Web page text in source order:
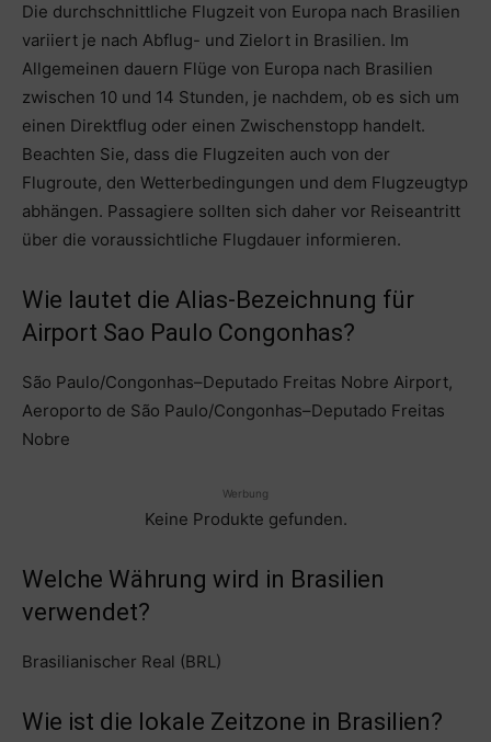
Die durchschnittliche Flugzeit von Europa nach Brasilien
variiert je nach Abflug- und Zielort in Brasilien. Im
Allgemeinen dauern Flüge von Europa nach Brasilien
zwischen 10 und 14 Stunden, je nachdem, ob es sich um
einen Direktflug oder einen Zwischenstopp handelt.
Beachten Sie, dass die Flugzeiten auch von der
Flugroute, den Wetterbedingungen und dem Flugzeugtyp
abhängen. Passagiere sollten sich daher vor Reiseantritt
über die voraussichtliche Flugdauer informieren.
Wie lautet die Alias-Bezeichnung für
Airport Sao Paulo Congonhas?
São Paulo/Congonhas–Deputado Freitas Nobre Airport,
Aeroporto de São Paulo/Congonhas–Deputado Freitas
Nobre
Werbung
Keine Produkte gefunden.
Welche Währung wird in Brasilien
verwendet?
Brasilianischer Real (BRL)
Wie ist die lokale Zeitzone in Brasilien?